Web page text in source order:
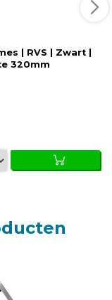
| RVS | Zwart |
320mm